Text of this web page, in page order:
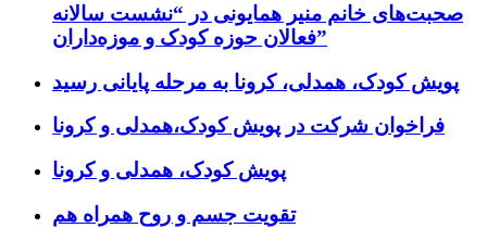
صحبت‌های خانم منیر همایونی در “نشست سالانه
فعالان حوزه کودک و موزه‌داران”
پویش کودک، همدلی، کرونا به مرحله پایانی رسید
فراخوان شرکت در پویش کودک،همدلی و کرونا
پویش کودک، همدلی و کرونا
تقویت جسم و روح همراه هم